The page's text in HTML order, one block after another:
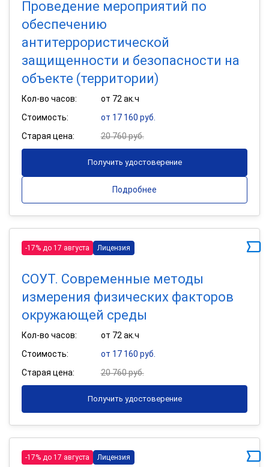
Проведение мероприятий по
обеспечению
антитеррористической
защищенности и безопасности на
объекте (территории)
Кол-во часов:
от 72 ак.ч
Стоимость:
от 17 160 руб.
Старая цена:
20 760 руб.
Получить удостоверение
Подробнее
-17% до 17 августа Лицензия
СОУТ. Современные методы
измерения физических факторов
окружающей среды
Кол-во часов:
от 72 ак.ч
Стоимость:
от 17 160 руб.
Старая цена:
20 760 руб.
Получить удостоверение
-17% до 17 августа Лицензия